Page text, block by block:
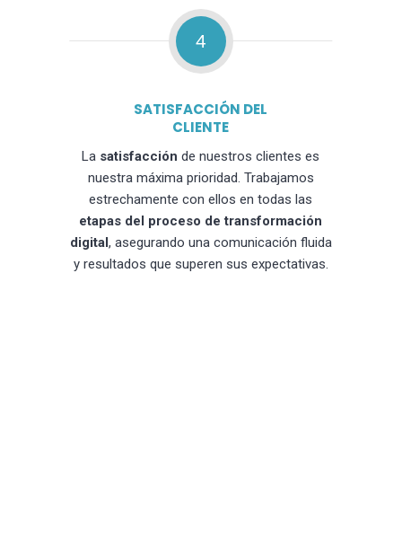
4
SATISFACCIÓN DEL
CLIENTE
La satisfacción de nuestros clientes es
nuestra máxima prioridad. Trabajamos
estrechamente con ellos en todas las
etapas del proceso de transformación
digital, asegurando una comunicación fluida
y resultados que superen sus expectativas.